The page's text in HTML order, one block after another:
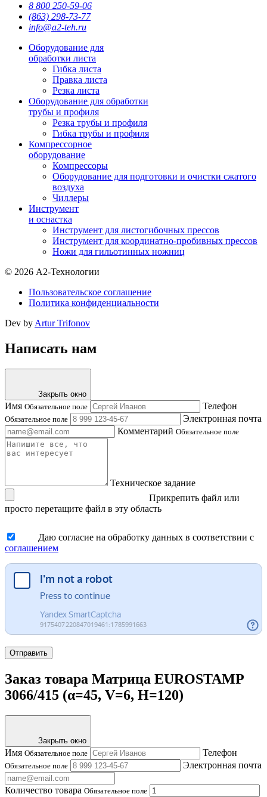
8 800 250-59-06
(863) 298-73-77
info@a2-teh.ru
Оборудование для
обработки листа
Гибка листа
Правка листа
Резка листа
Оборудование для обработки
трубы и профиля
Резка трубы и профиля
Гибка трубы и профиля
Компрессорное
оборудование
Компрессоры
Оборудование для подготовки и очистки сжатого
воздуха
Чиллеры
Инструмент
и оснастка
Инструмент для листогибочных прессов
Инструмент для координатно-пробивных прессов
Ножи для гильотинных ножниц
© 2026 А2-Технологии
Пользовательское соглашение
Политика конфиденциальности
Dev by Artur Trifonov
Написать нам
Закрыть окно
Имя Обязательное поле Телефон
Обязательное поле
Электронная почта
Комментарий Обязательное поле
Техническое задание
Прикрепить файл или
просто перетащите файл в эту область
Даю согласие на обработку данных в соответствии с
соглашением
Отправить
Заказ товара Матрица EUROSTAMP
3066/415 (α=45, V=6, H=120)
Закрыть окно
Имя Обязательное поле Телефон
Обязательное поле Электронная почта
Количество товара Обязательное поле